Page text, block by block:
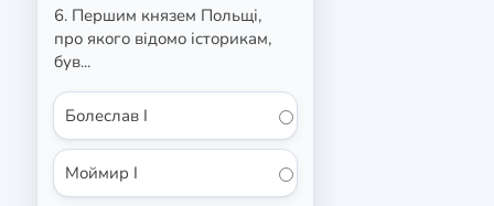
6. Першим князем Польщі,
про якого відомо історикам,
був...
Болеслав I
Моймир I